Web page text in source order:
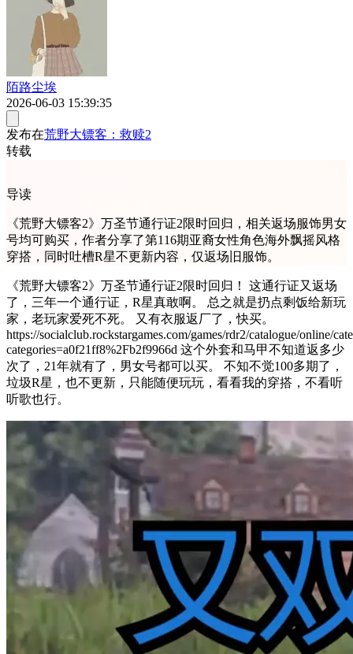
陌路尘埃
2026-06-03 15:39:35
发布在荒野大镖客：救赎2
转载
导读
《荒野大镖客2》万圣节通行证2限时回归，相关返场服饰男女
号均可购买，作者分享了第116期亚裔女性角色海外飘摇风格
穿搭，同时吐槽R星不更新内容，仅返场旧服饰。
《荒野大镖客2》万圣节通行证2限时回归！ 这通行证又返场
了，三年一个通行证，R星真敢啊。 总之就是扔点剩饭给新玩
家，老玩家爱死不死。 又有衣服返厂了，快买。
https://socialclub.rockstargames.com/games/rdr2/catalogue/online/
categories=a0f21ff8%2Fb2f9966d 这个外套和马甲不知道返多少
次了，21年就有了，男女号都可以买。 不知不觉100多期了，
垃圾R星，也不更新，只能随便玩玩，看看我的穿搭，不看听
听歌也行。